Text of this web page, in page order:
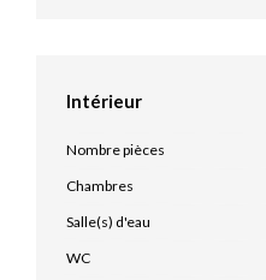
Intérieur
Nombre pièces
Chambres
Salle(s) d'eau
WC